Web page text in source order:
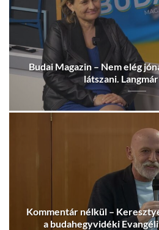
Budai Magazin – Nem elég
látszani.
Kommentár nélkül –
a budahegyvidéki